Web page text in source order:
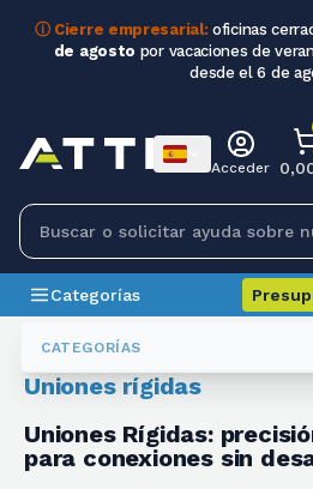
ⓘ Cierre empresarial: oficinas
de agosto por vacaciones de
desde el 6 de
CATEGORÍAS
Acceder
Categorías
Acoplamientos
Uniones rígidas
Uniones Rígidas:
para conexiones sin